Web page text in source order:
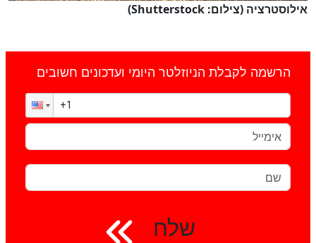
אילוסטרציה (צילום: Shutterstock)
הרשמה לקבלת הניוזלטר היומי ועדכונים חשובים
שלח